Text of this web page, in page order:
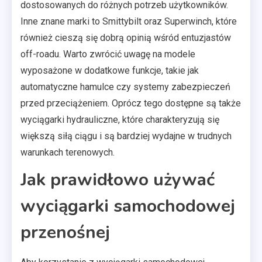
dostosowanych do różnych potrzeb użytkowników.
Inne znane marki to Smittybilt oraz Superwinch, które
również cieszą się dobrą opinią wśród entuzjastów
off-roadu. Warto zwrócić uwagę na modele
wyposażone w dodatkowe funkcje, takie jak
automatyczne hamulce czy systemy zabezpieczeń
przed przeciążeniem. Oprócz tego dostępne są także
wyciągarki hydrauliczne, które charakteryzują się
większą siłą ciągu i są bardziej wydajne w trudnych
warunkach terenowych.
Jak prawidłowo używać
wyciągarki samochodowej
przenośnej